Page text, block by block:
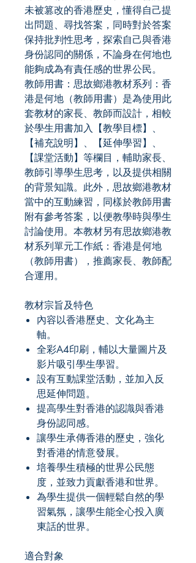
未被篡改的香港歷史，懂得自己提
出問題、尋找答案，同時對於答案
保持批判性思考，探索自己與香港
身份認同的關係，不論身在何地也
能夠成為有責任感的世界公民。
教師用書：思故鄉港教材系列：香
港是何地（教師用書）是為使用此
套教材的家長、教師而設計，相較
於學生用書加入【教學目標】、
【補充說明】、【延伸學習】、
【課堂活動】等欄目，輔助家長、
教師引導學生思考，以及提供相關
的背景知識。此外，思故鄉港教材
當中的互動練習，同樣於教師用書
附有參考答案，以便教學時與學生
討論使用。本教材另有思故鄉港教
材系列單元工作紙：香港是何地
（教師用書），推薦家長、教師配
合運用。
教材宗旨及特色
內容以香港歷史、文化為主
軸。
全彩A4印刷，輔以大量圖片及
影片吸引學生學習。
設有互動課堂活動，並加入反
思延伸問題。
提高學生對香港的認識與香港
身份認同感。
讓學生承傳香港的歷史，強化
對香港的情意發展。
培養學生積極的世界公民態
度，並致力貢獻香港和世界。
為學生提供一個輕鬆自然的學
習氣氛，讓學生能全心投入廣
東話的世界。
適合對象